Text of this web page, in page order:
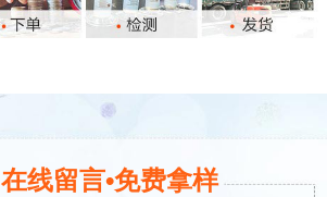
在线留言•免费拿样